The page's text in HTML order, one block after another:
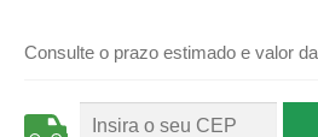
Consulte o prazo estimado e valor